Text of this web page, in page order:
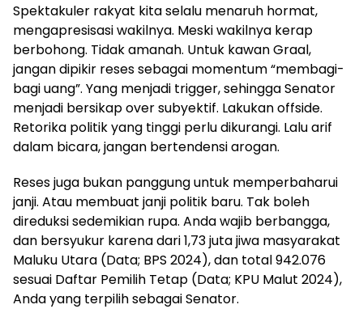
Spektakuler rakyat kita selalu menaruh hormat,
mengapresisasi wakilnya. Meski wakilnya kerap
berbohong. Tidak amanah. Untuk kawan Graal,
jangan dipikir reses sebagai momentum “membagi-
bagi uang”. Yang menjadi trigger, sehingga Senator
menjadi bersikap over subyektif. Lakukan offside.
Retorika politik yang tinggi perlu dikurangi. Lalu arif
dalam bicara, jangan bertendensi arogan.
Reses juga bukan panggung untuk memperbaharui
janji. Atau membuat janji politik baru. Tak boleh
direduksi sedemikian rupa. Anda wajib berbangga,
dan bersyukur karena dari 1,73 juta jiwa masyarakat
Maluku Utara (Data; BPS 2024), dan total 942.076
sesuai Daftar Pemilih Tetap (Data; KPU Malut 2024),
Anda yang terpilih sebagai Senator.